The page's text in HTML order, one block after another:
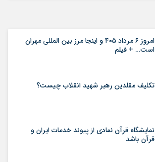
امروز ۶ مرداد ۴۰۵ و اینجا مرز بین المللی مهران
است… + فیلم
تکلیف مقلدین رهبر شهید انقلاب چیست؟
نمایشگاه قرآن نمادی از پیوند خدمات ایران و
قرآن باشد